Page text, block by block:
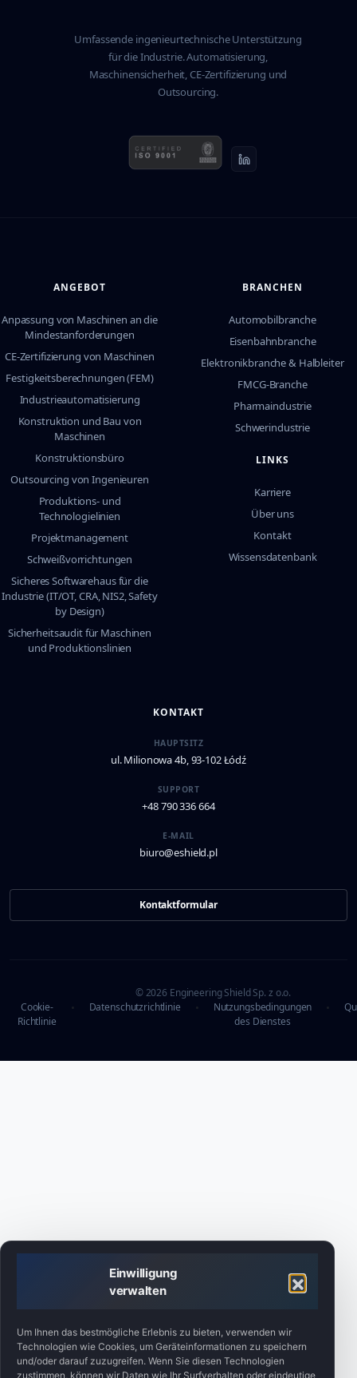
Einwilligung
verwalten
Um Ihnen das bestmögliche Erlebnis zu bieten, verwenden wir
Technologien wie Cookies, um Geräteinformationen zu speichern
und/oder darauf zuzugreifen. Wenn Sie diesen Technologien
zustimmen, können wir Daten wie Ihr Surfverhalten oder eindeutige
Umfassende ingenieurtechnische Unterstützung
für die Industrie. Automatisierung,
Maschinensicherheit, CE-Zertifizierung und
Outsourcing.
ANGEBOT
Anpassung von Maschinen an die
Mindestanforderungen
CE-Zertifizierung von Maschinen
Festigkeitsberechnungen (FEM)
Industrieautomatisierung
Konstruktion und Bau von
Maschinen
Konstruktionsbüro
Outsourcing von Ingenieuren
Produktions- und
Technologielinien
Projektmanagement
Schweißvorrichtungen
Sicheres Softwarehaus für die
Industrie (IT/OT, CRA, NIS2, Safety
by Design)
Sicherheitsaudit für Maschinen
und Produktionslinien
BRANCHEN
Automobilbranche
Eisenbahnbranche
Elektronikbranche & Halbleiter
FMCG-Branche
Pharmaindustrie
Schwerindustrie
LINKS
Karriere
Über uns
Kontakt
Wissensdatenbank
KONTAKT
HAUPTSITZ
ul. Milionowa 4b, 93-102 Łódź
SUPPORT
+48 790 336 664
E-MAIL
biuro@eshield.pl
Kontaktformular
© 2026 Engineering Shield Sp. z o.o.
Cookie-
Richtlinie
Datenschutzrichtlinie
Nutzungsbedingungen
des Dienstes